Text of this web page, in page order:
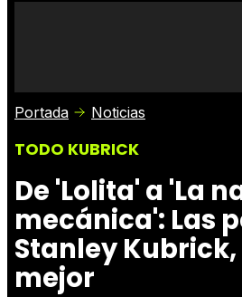
Críticas
Portada Noticias
TODO KUBRICK
De 'Lolita' a 'La
mecánica': Las
Stanley Kubrick,
mejor